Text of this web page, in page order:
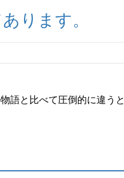
ります。
語と比べて圧倒的に違うと